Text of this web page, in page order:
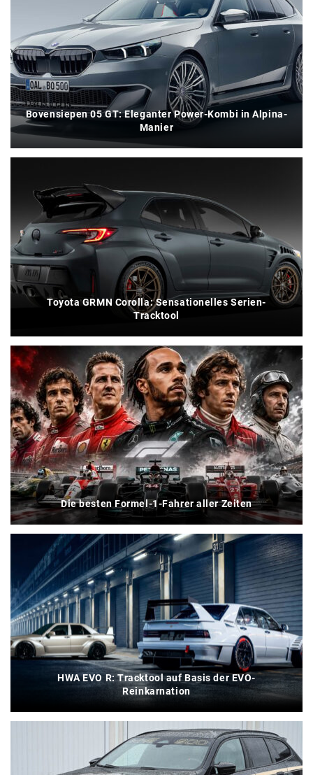
Bovensiepen 05 GT: Eleganter Power-Kombi in Alpina-
Manier
Toyota GRMN Corolla: Sensationelles Serien-
Tracktool
Die besten Formel-1-Fahrer aller Zeiten
HWA EVO R: Tracktool auf Basis der EVO-
Reinkarnation